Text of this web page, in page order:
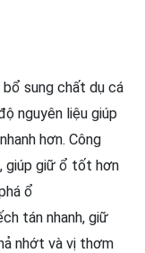
sung chất dụ cá
nguyên liệu giúp
hơn. Công
giúp giữ ổ tốt hơn
ổ
tán nhanh, giữ
nhớt và vị thơm